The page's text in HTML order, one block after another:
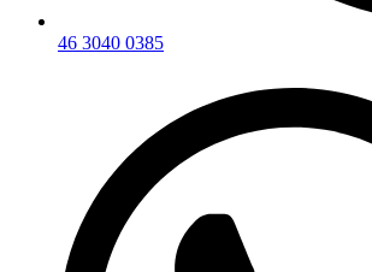
46 3040 0385